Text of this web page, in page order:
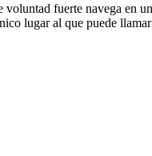
fuerte navega en
lugar al que puede